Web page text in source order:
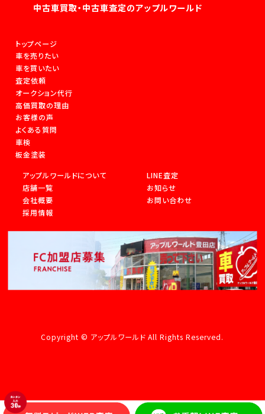
中古車買取・中古車査定のアップルワールド
トップページ
車を売りたい
車を買いたい
査定依頼
オークション代行
高価買取の理由
お客様の声
よくある質問
車検
板金塗装
アップルワールドについて
店舗一覧
会社概要
採用情報
LINE査定
お知らせ
お問い合わせ
Copyright © アップルワールド All Rights Reserved.